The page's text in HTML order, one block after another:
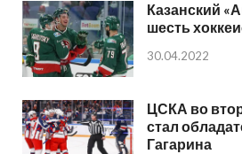
Казанский
шесть
30.04.2022
ЦСКА во
стал
Гагарина